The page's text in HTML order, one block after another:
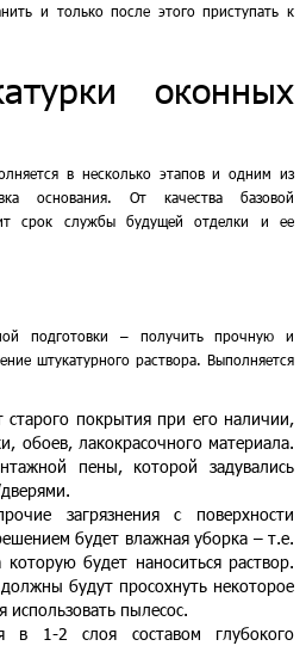
и только после этого приступать к
оконных
в несколько этапов и одним из
основания. От качества базовой
срок службы будущей отделки и ее
подготовки – получить прочную и
штукатурного раствора. Выполняется
старого покрытия при его наличии,
обоев, лакокрасочного материала.
пены, которой задувались
загрязнения с поверхности
будет влажная уборка – т.е.
будет наноситься раствор.
будут просохнуть некоторое
использовать пылесос.
в 1-2 слоя составом глубокого